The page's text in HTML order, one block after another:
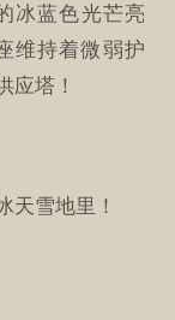
冰蓝色光芒亮
维持着微弱护
应塔！
天雪地里！